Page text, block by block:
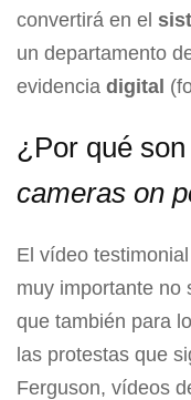
convertirá en el
un departamento
evidencia digital
¿Por qué
cameras on
El vídeo
muy importante no
que también para
las protestas que
Ferguson, vídeos